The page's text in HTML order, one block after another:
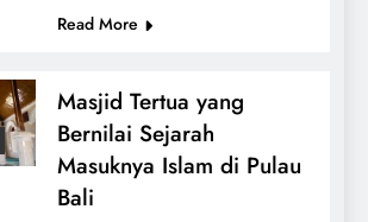
Read More
Masjid Tertua yang
Bernilai Sejarah
Masuknya Islam di Pulau
Bali